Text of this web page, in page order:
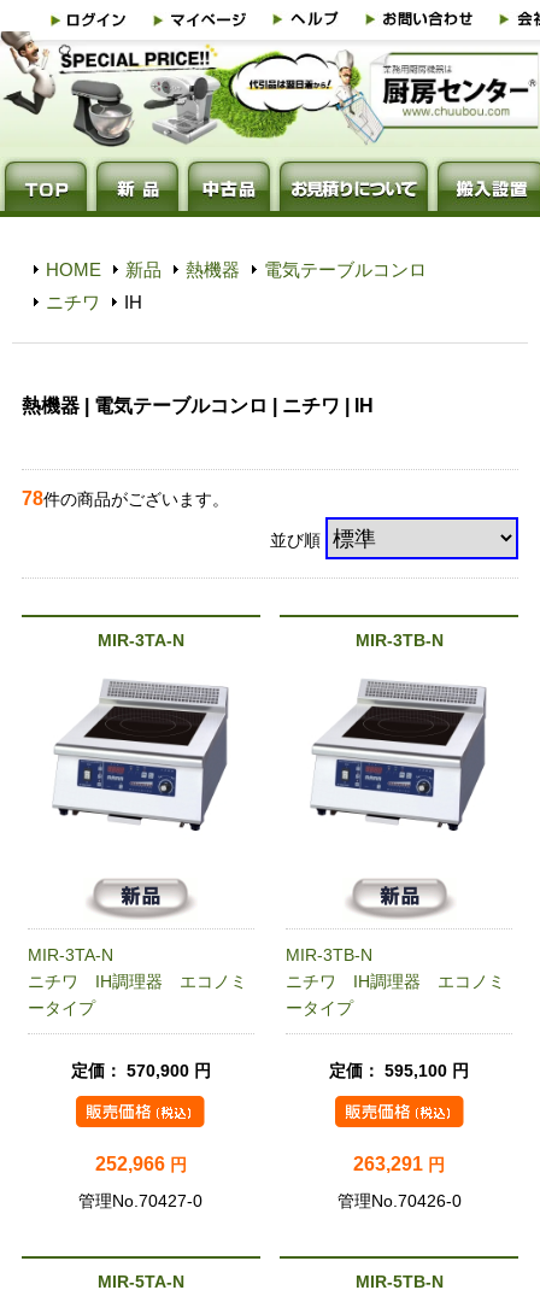
HOME 新品 熱機器
電気テーブルコンロ
ニチワ
IH
熱機器 | 電気テーブルコンロ | ニチワ | IH
78件の商品がございます。
並び順
MIR-3TA-N
MIR-3TA-N
ニチワ IH調理器 エコノミ
ータイプ
定価： 570,900 円
252,966 円
管理No.70427-0
MIR-3TB-N
MIR-3TB-N
ニチワ IH調理器 エコノミ
ータイプ
定価： 595,100 円
263,291 円
管理No.70426-0
MIR-5TA-N MIR-5TB-N